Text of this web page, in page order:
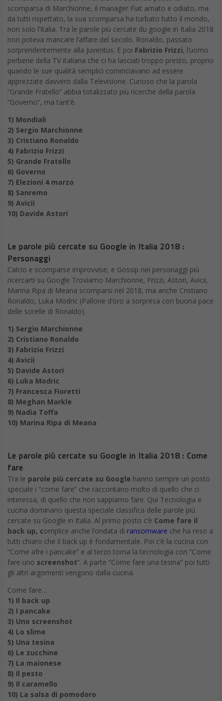
scomparsa di Marchionne, il manager Fiat amato e odiato, ma
da tutti rispettato, la sua scomparsa ha turbato tutto il mondo,
non solo l’Italia. Tra le parole più cercate du google in Italia 2018
non poteva mancare l’affare del secolo. Ronaldo, passato
sorprendentemente alla Juventus. E poi Fabrizio Frizzi, l’uomo
perbene della TV italiana che ci ha lasciati troppo presto, proprio
quando le sue qualità semplici cominciavano ad essere
apprezzate davvero dalla Televisione. Curioso che la parola
“Grande Fratello” abbia totalizzato più ricerche della parola
“Governo”, ma tant’è.
1) Mondiali
2) Sergio Marchionne
3) Cristiano Ronaldo
4) Fabrizio Frizzi
5) Grande Fratello
6) Governo
7) Elezioni 4 marzo
8) Sanremo
9) Avicii
10) Davide Astori
Le parole più cercate su Google in Italia 2018 :
Personaggi
Calcio e scomparse improvvise, e Gossip nei personaggi più
ricercarti su Google Troviamo Marchionne, Frizzi, Astori, Avicii,
Marina Ripa di Meana scomparsi nel 2018, ma anche Cristiano
Ronaldo, Luka Modric (Pallone d’oro a sorpresa con buona pace
delle sorelle di Ronaldo).
1) Sergio Marchionne
2) Cristiano Ronaldo
3) Fabrizio Frizzi
4) Avicii
5) Davide Astori
6) Luka Modric
7) Francesca Fioretti
8) Meghan Markle
9) Nadia Toffa
10) Marina Ripa di Meana
Le parole più cercate su Google in Italia 2018 : Come
fare
Tra le parole più cercate su Google hanno sempre un posto
speciale i “come fare” che raccontano molto di quello che ci
interessa, di quello che non sappiamo fare. Qui Tecnologia e
cucina dominano questa speciale classifica delle parole più
cercate su Google in Italia. Al primo posto c’è Come fare il
back up, complice anche l’ondata di ransomware che ha reso a
tutti chiaro che il back up è fondamentale. Poi c’è la cucina con
“Come afre i pancake” e al terzo torna la tecnologia con “Come
fare uno screenshot“. A parte “Come fare una tesina” poi tutti
gli altri argomenti vengono dalla cucina.
Come fare…
1) Il back up
2) I pancake
3) Uno screenshot
4) Lo slime
5) Una tesina
6) Le zucchine
7) La maionese
8) Il pesto
9) Il caramello
10) La salsa di pomodoro